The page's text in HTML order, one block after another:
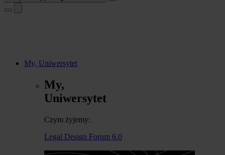
My, Uniwersytet
My,
Uniwersytet
Czym żyjemy:
Legal Design Forum 6.0